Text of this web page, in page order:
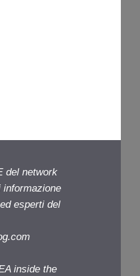
del network
esperti del
inside the